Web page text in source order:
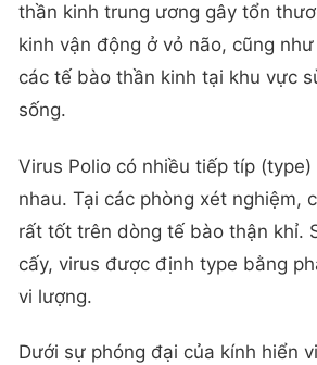
thần kinh trung ương gây tổn
kinh vận động ở vỏ não, cũng
các tế bào thần kinh tại khu vực
sống.
Virus Polio có nhiều tiếp típ
nhau. Tại các phòng xét nghiệm,
rất tốt trên dòng tế bào thận khỉ.
cấy, virus được định type bằng
vi lượng.
Dưới sự phóng đại của kính hiển